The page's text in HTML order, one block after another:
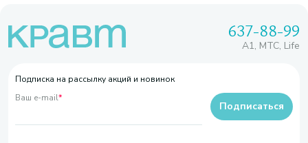
637-88-99
A1, МТС, Life
Подписка на рассылку акций и новинок
Ваш e-mail*
Подписаться